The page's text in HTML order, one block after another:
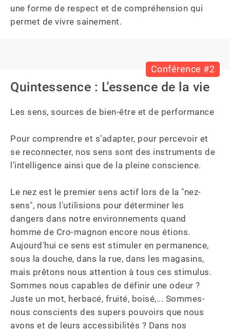
une forme de respect et de compréhension qui
permet de vivre sainement.
Conférence #2
Quintessence : L'essence de la vie
Les sens, sources de bien-être et de performance
Pour comprendre et s’adapter, pour percevoir et
se reconnecter, nos sens sont des instruments de
l’intelligence ainsi que de la pleine conscience.
Le nez est le premier sens actif lors de la "nez-
sens", nous l'utilisions pour déterminer les
dangers dans notre environnements quand
homme de Cro-magnon encore nous étions.
Aujourd'hui ce sens est stimuler en permanence,
sous la douche, dans la rue, dans les magasins,
mais prêtons nous attention à tous ces stimulus.
Sommes nous capables de définir une odeur ?
Juste un mot, herbacé, fruité, boisé,... Sommes-
nous conscients des supers pouvoirs que nous
avons et de leurs accessibilités ? Dans nos